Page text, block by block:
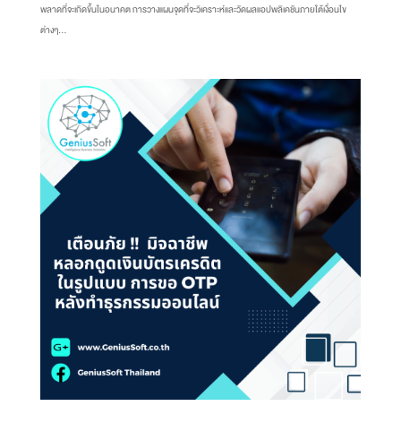
พลาดที่จะเกิดขึ้นในอนาคต การวางแผนจุดที่จะวิเคราะห์และวัดผลแอปพลิเคชันภายใต้เงื่อนไข
ต่างๆ...